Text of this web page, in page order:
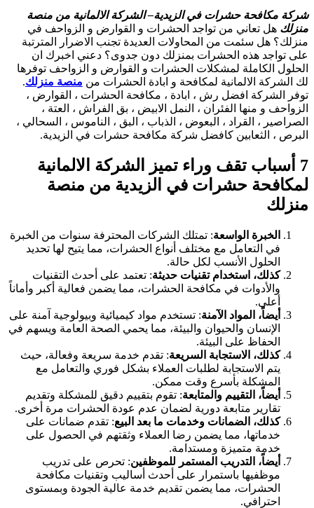
شركة مكافحة حشرات في الزيدية– الشركة الالمانية من منصة
منزلك هل تعاني من تواجد الحشرات و القوارض و الزواحف في
منزلك؟ هل سئمت من المحاولات العديدة تجنب الاضرار المترتبة
على تواجد هذه الحشرات بمنزلك دون جدوى؟ دعني اخبرك ان
الحلول الكاملة لمشكلات الحشرات و القوارض و الزواحف توفرها
لك الشركة الالمانية لمكافحة و ابادة الحشرات من منصة منزلك.
توفر الشركة افضل رش ، ابادة ، مكافحة الحشرات ، القوارض ،
الزواحف و منها الفئران ، النمل الابيض ، بق الفراش ، العتة ،
الصراصير ، القراد ، البعوض ، الذباب ، البق ، الناموس ، السحالي ،
البرص ، الثعابين كافضل شركة مكافحة حشرات في الزيدية.
7 أسباب تقف وراء تميز الشركة الالمانية
لمكافحة حشرات في الزيدية من منصة
منزلك
الخبرة الواسعة: تمتلك الشركات المحترفة سنوات من الخبرة
في التعامل مع مختلف أنواع الحشرات، مما يتيح لها تحديد
الحلول الأنسب لكل حالة.
كذلك، استخدام تقنيات حديثة: تعتمد على أحدث التقنيات
والأدوات في مكافحة الحشرات، مما يضمن فعالية أكبر وأماناً
أعلى.
أيضاً، المواد الآمنة: تستخدم مواد كيميائية وبيولوجية آمنة على
الإنسان والحيوان والبيئة، مما يحمي الصحة العامة ويسهم في
الحفاظ على البيئة.
كذلك، الاستجابة السريعة: تقدم خدمة سريعة وفعالة، حيث
يتم الاستجابة لطلبات العملاء بشكل فوري والتعامل مع
المشكلة بأسرع وقت ممكن.
أيضاً، التقييم والمتابعة: تقوم بتقييم دقيق للمشكلة وتقديم
تقارير متابعة دورية لضمان عدم عودة الحشرات مرة أخرى.
كذلك، الضمانات وخدمات ما بعد البيع: تقدم ضمانات على
خدماتها، مما يضمن رضا العملاء وثقتهم في الحصول على
خدمة متميزة ومستدامة.
أيضاً، التدريب المستمر للموظفين: تحرص على تدريب
موظفيها باستمرار على أحدث أساليب وتقنيات مكافحة
الحشرات، مما يضمن تقديم خدمة عالية الجودة وبمستوى
احترافي.